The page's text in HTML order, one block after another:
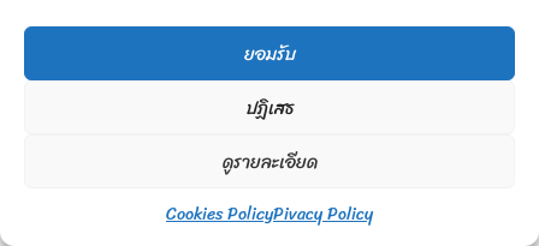
ยอมรับ
ปฏิเสธ
ดูรายละเอียด
Cookies PolicyPivacy Policy